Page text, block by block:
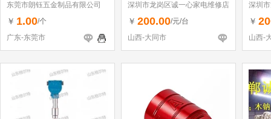
东莞市朗钰五金制品有限公司
￥ 1.00/个
广东-东莞市
深圳市龙岗区诚一心家电维修店
（个体工商户）
￥ 200.00/元/台
山西-大同市
深圳
（个
￥
山西-